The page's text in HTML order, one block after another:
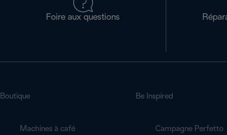
Foire aux questions
Boutique
Machines à café
Be Inspired
Campagne Perfetto